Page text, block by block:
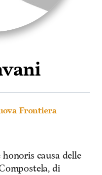
Frontiera
causa delle
di